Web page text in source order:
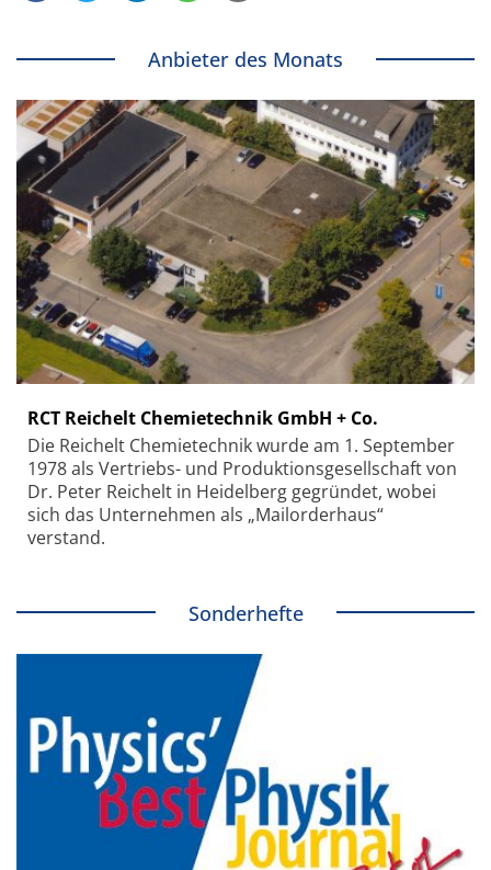
Anbieter des Monats
RCT Reichelt Chemietechnik GmbH + Co.
Die Reichelt Chemietechnik wurde am 1. September
1978 als Vertriebs- und Produktionsgesellschaft von
Dr. Peter Reichelt in Heidelberg gegründet, wobei
sich das Unternehmen als „Mailorderhaus“
verstand.
Sonderhefte